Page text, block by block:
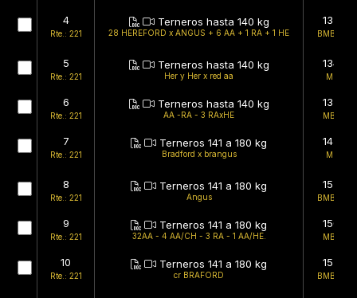
4
Rte.: 221
Terneros hasta 140 kg
28 HEREFORD x ANGUS + 6 AA + 1 RA + 1 HE
137kg
BMB/BMB
5
Rte.: 221
Terneros hasta 140 kg
Her y Her x red aa
134kg
MB/B
6
Rte.: 221
Terneros hasta 140 kg
AA -RA - 3 RAxHE
135kg
MB/MB
7
Rte.: 221
Terneros 141 a 180 kg
Bradford x brangus
145kg
MB/B
8
Rte.: 221
Terneros 141 a 180 kg
Angus
152kg
BMB/BMB
9
Rte.: 221
Terneros 141 a 180 kg
32AA - 4 AA/CH - 3 RA - 1 AA/HE.
150kg
MB/MB
10
Rte.: 221
Terneros 141 a 180 kg
cr BRAFORD
157kg
BMB/BMB